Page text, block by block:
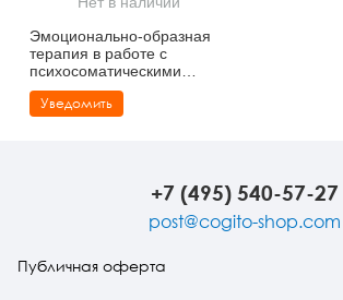
Сказкотерапия
Другие направления психотерапии
Психофизиология
Социальная психология
Учебная литература
Классический и юнгианский психоанализ
Эмоционально-образная
терапия в работе с
психосоматическими
проблемами. Часть 1
Уведомить
+7 (495) 540-57-27
post@cogito-shop.com
Публичная оферта